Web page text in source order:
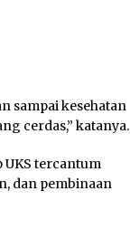
sampai kesehatan
cerdas,” katanya.
UKS tercantum
dan pembinaan